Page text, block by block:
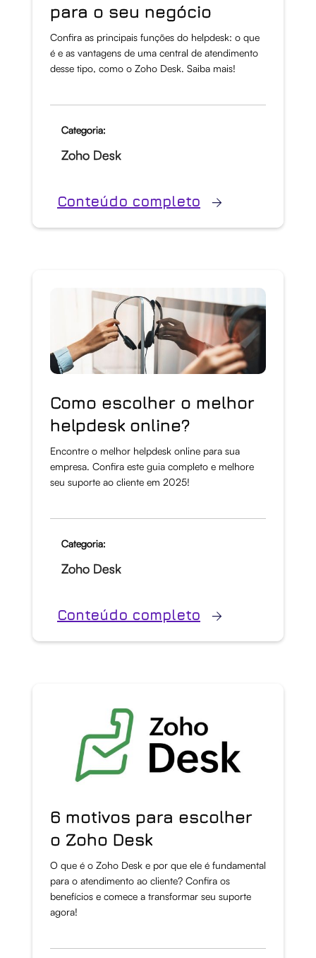
para o seu negócio
Confira as principais funções do helpdesk: o que
é e as vantagens de uma central de atendimento
desse tipo, como o Zoho Desk. Saiba mais!
Categoria:
Zoho Desk
Conteúdo completo
Como escolher o melhor
helpdesk online?
Encontre o melhor helpdesk online para sua
empresa. Confira este guia completo e melhore
seu suporte ao cliente em 2025!
Categoria:
Zoho Desk
Conteúdo completo
6 motivos para escolher
o Zoho Desk
O que é o Zoho Desk e por que ele é fundamental
para o atendimento ao cliente? Confira os
benefícios e comece a transformar seu suporte
agora!